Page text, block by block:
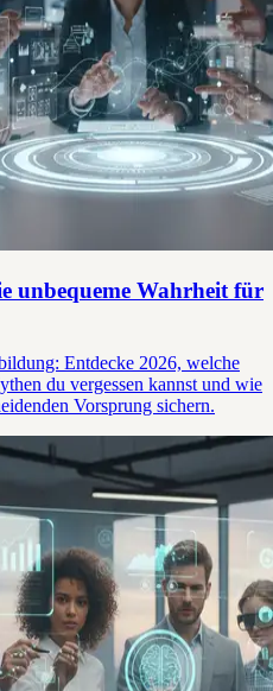
unbequeme Wahrheit für
Entdecke 2026, welche
du vergessen kannst und wie
Vorsprung sichern.